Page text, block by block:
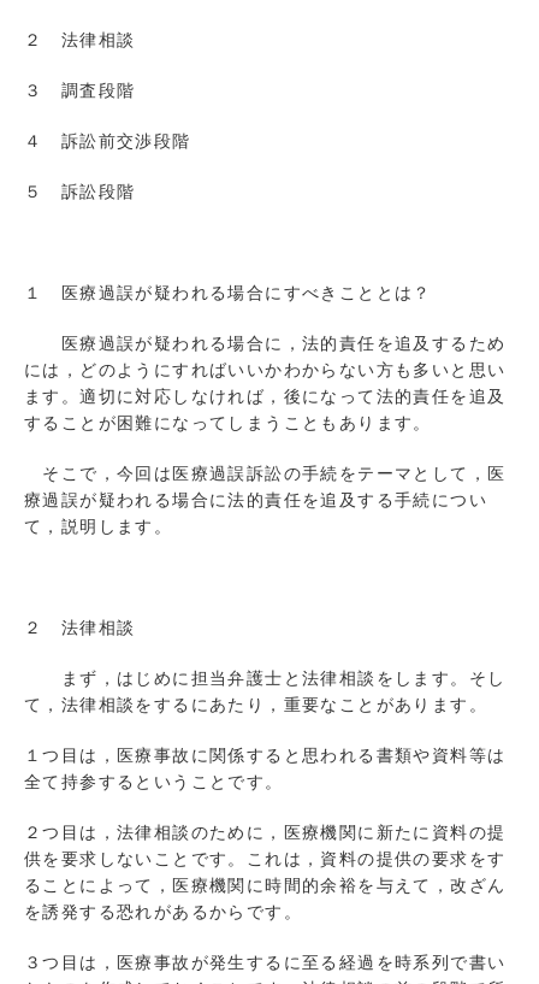
２ 法律相談
３ 調査段階
４ 訴訟前交渉段階
５ 訴訟段階
１ 医療過誤が疑われる場合にすべきこととは？
医療過誤が疑われる場合に，法的責任を追及するため
には，どのようにすればいいかわからない方も多いと思い
ます。適切に対応しなければ，後になって法的責任を追及
することが困難になってしまうこともあります。
そこで，今回は医療過誤訴訟の手続をテーマとして，医
療過誤が疑われる場合に法的責任を追及する手続につい
て，説明します。
２ 法律相談
まず，はじめに担当弁護士と法律相談をします。そし
て，法律相談をするにあたり，重要なことがあります。
１つ目は，医療事故に関係すると思われる書類や資料等は
全て持参するということです。
２つ目は，法律相談のために，医療機関に新たに資料の提
供を要求しないことです。これは，資料の提供の要求をす
ることによって，医療機関に時間的余裕を与えて，改ざん
を誘発する恐れがあるからです。
３つ目は，医療事故が発生するに至る経過を時系列で書い